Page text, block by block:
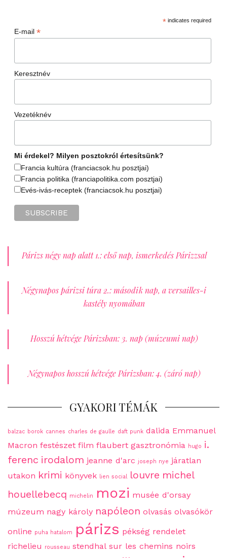
*indicates required
E-mail *
Keresztnév
Vezetéknév
Mi érdekel? Milyen posztokról értesítsünk?
Francia kultúra (franciacsok.hu posztjai)
Francia politika (franciapolitika.com posztjai)
Evés-ivás-receptek (franciacsok.hu posztjai)
Párizs négy nap alatt 1.: első nap, ismerkedés Párizzsal
Négynapos párizsi túra 2.: második nap, a versailles-i
kastély nyomában
Hosszú hétvége Párizsban: 3. nap (múzeumi nap)
Négynapos hosszú hétvége Párizsban: 4. (záró nap)
GYAKORI TÉMÁK
balzac borok cannes charles de gaulle daft punk dalida Emmanuel
Macron festészet film flaubert gasztronómia hugo i.
ferenc irodalom jeanne d'arc joseph nye járatlan
utakon krimi könyvek lien social louvre michel
houellebecq michelin mozi musée d'orsay
múzeum nagy károly napóleon olvasás olvasókör
online puha hatalom párizs pékség rendelet
richelieu
rousseau stendhal sur les chemins noirs